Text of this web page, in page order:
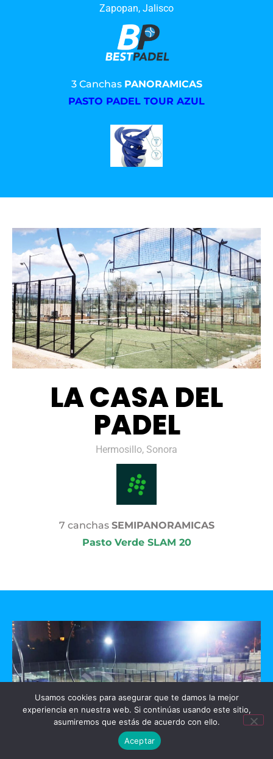
Zapopan, Jalisco
3 Canchas PANORAMICAS
PASTO PADEL TOUR AZUL
LA CASA DEL
PADEL
Hermosillo, Sonora
7 canchas SEMIPANORAMICAS
Pasto Verde SLAM 20
Usamos cookies para asegurar que te damos la mejor
experiencia en nuestra web. Si continúas usando este sitio,
asumiremos que estás de acuerdo con ello.
Aceptar